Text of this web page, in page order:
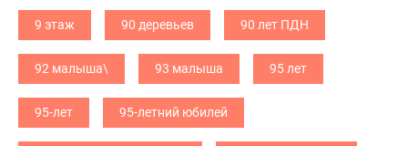
9 этаж 90 деревьев 90 лет ПДН
92 малыша\ 93 малыша 95 лет
95-лет 95-летний юбилей